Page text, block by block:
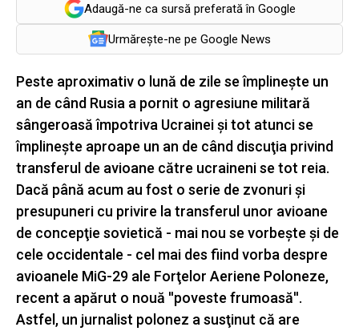
Adaugă-ne ca sursă preferată în Google
Urmărește-ne pe Google News
Peste aproximativ o lună de zile se împlineşte un
an de când Rusia a pornit o agresiune militară
sângeroasă împotriva Ucrainei şi tot atunci se
împlineşte aproape un an de când discuţia privind
transferul de avioane către ucraineni se tot reia.
Dacă până acum au fost o serie de zvonuri şi
presupuneri cu privire la transferul unor avioane
de concepţie sovietică - mai nou se vorbeşte şi de
cele occidentale - cel mai des fiind vorba despre
avioanele MiG-29 ale Forţelor Aeriene Poloneze,
recent a apărut o nouă ''poveste frumoasă''.
Astfel, un jurnalist polonez a susţinut că are